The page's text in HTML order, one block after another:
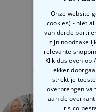
en goed humeur
Precies. Dit kan vrijwel alleen
Bekijk onze andere
Onze website
cookies) - niet
van derde
zijn
relevante
Klik dus even op
lekker
strekt je
overbrengen
aan de
risico